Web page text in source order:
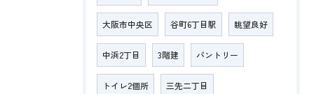
大阪市中央区 谷町6丁目駅 眺望良好
中浜2丁目 3階建 パントリー
トイレ2個所 三先二丁目